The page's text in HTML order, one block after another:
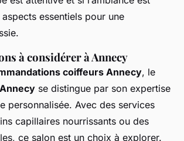
essentiels pour une
à considérer à Annecy
coiffeurs Annecy, le
se distingue par son expertise
personnalisée. Avec des services
capillaires nourrissants ou des
ce salon est un choix à explorer.